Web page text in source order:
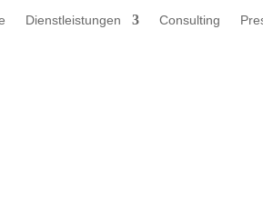
Dienstleistungen Consulting